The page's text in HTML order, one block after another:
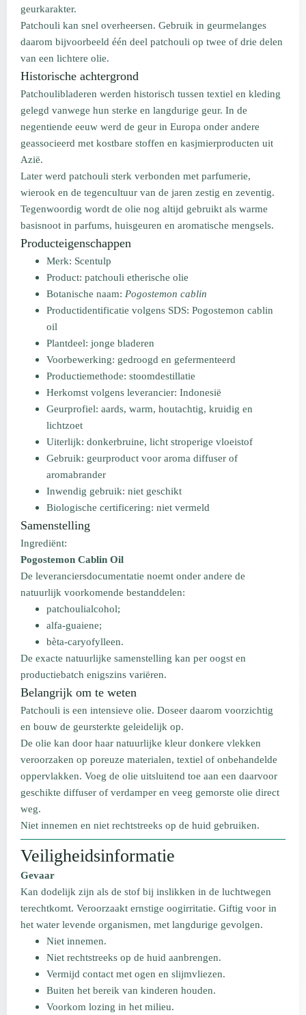
geurkarakter.
Patchouli kan snel overheersen. Gebruik in geurmelanges
daarom bijvoorbeeld één deel patchouli op twee of drie delen
van een lichtere olie.
Historische achtergrond
Patchoulibladeren werden historisch tussen textiel en kleding
gelegd vanwege hun sterke en langdurige geur. In de
negentiende eeuw werd de geur in Europa onder andere
geassocieerd met kostbare stoffen en kasjmierproducten uit
Azië.
Later werd patchouli sterk verbonden met parfumerie,
wierook en de tegencultuur van de jaren zestig en zeventig.
Tegenwoordig wordt de olie nog altijd gebruikt als warme
basisnoot in parfums, huisgeuren en aromatische mengsels.
Producteigenschappen
Merk: Scentulp
Product: patchouli etherische olie
Botanische naam: Pogostemon cablin
Productidentificatie volgens SDS: Pogostemon cablin
oil
Plantdeel: jonge bladeren
Voorbewerking: gedroogd en gefermenteerd
Productiemethode: stoomdestillatie
Herkomst volgens leverancier: Indonesië
Geurprofiel: aards, warm, houtachtig, kruidig en
lichtzoet
Uiterlijk: donkerbruine, licht stroperige vloeistof
Gebruik: geurproduct voor aroma diffuser of
aromabrander
Inwendig gebruik: niet geschikt
Biologische certificering: niet vermeld
Samenstelling
Ingrediënt:
Pogostemon Cablin Oil
De leveranciersdocumentatie noemt onder andere de
natuurlijk voorkomende bestanddelen:
patchoulialcohol;
alfa-guaiene;
bèta-caryofylleen.
De exacte natuurlijke samenstelling kan per oogst en
productiebatch enigszins variëren.
Belangrijk om te weten
Patchouli is een intensieve olie. Doseer daarom voorzichtig
en bouw de geursterkte geleidelijk op.
De olie kan door haar natuurlijke kleur donkere vlekken
veroorzaken op poreuze materialen, textiel of onbehandelde
oppervlakken. Voeg de olie uitsluitend toe aan een daarvoor
geschikte diffuser of verdamper en veeg gemorste olie direct
weg.
Niet innemen en niet rechtstreeks op de huid gebruiken.
Veiligheidsinformatie
Gevaar
Kan dodelijk zijn als de stof bij inslikken in de luchtwegen
terechtkomt. Veroorzaakt ernstige oogirritatie. Giftig voor in
het water levende organismen, met langdurige gevolgen.
Niet innemen.
Niet rechtstreeks op de huid aanbrengen.
Vermijd contact met ogen en slijmvliezen.
Buiten het bereik van kinderen houden.
Voorkom lozing in het milieu.